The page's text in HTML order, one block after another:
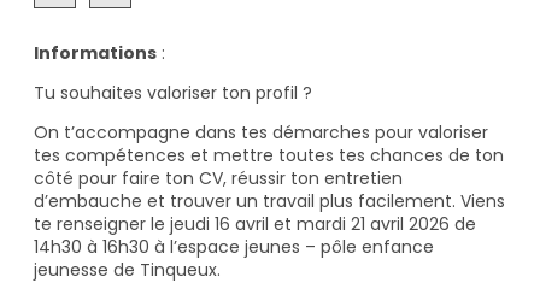
Informations :
Tu souhaites valoriser ton profil ?
On t’accompagne dans tes démarches pour valoriser
tes compétences et mettre toutes tes chances de ton
côté pour faire ton CV, réussir ton entretien
d’embauche et trouver un travail plus facilement. Viens
te renseigner le jeudi 16 avril et mardi 21 avril 2026 de
14h30 à 16h30 à l’espace jeunes – pôle enfance
jeunesse de Tinqueux.